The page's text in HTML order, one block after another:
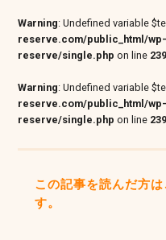
Warning: Undefined variable
reserve.com/public_html/
reserve/single.php on line 239
Warning: Undefined variable
reserve.com/public_html/
reserve/single.php on line 239
この記事を読んだ方
す。